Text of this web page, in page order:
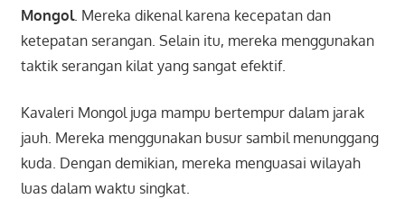
Mongol. Mereka dikenal karena kecepatan dan
ketepatan serangan. Selain itu, mereka menggunakan
taktik serangan kilat yang sangat efektif.
Kavaleri Mongol juga mampu bertempur dalam jarak
jauh. Mereka menggunakan busur sambil menunggang
kuda. Dengan demikian, mereka menguasai wilayah
luas dalam waktu singkat.